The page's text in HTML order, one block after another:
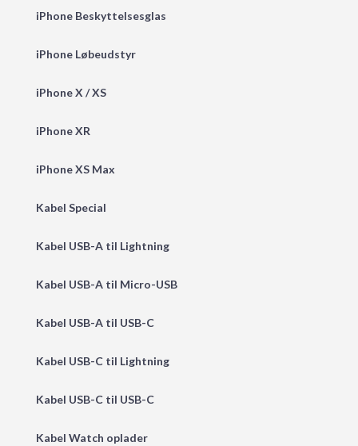
iPhone Beskyttelsesglas
iPhone Løbeudstyr
iPhone X / XS
iPhone XR
iPhone XS Max
Kabel Special
Kabel USB-A til Lightning
Kabel USB-A til Micro-USB
Kabel USB-A til USB-C
Kabel USB-C til Lightning
Kabel USB-C til USB-C
Kabel Watch oplader